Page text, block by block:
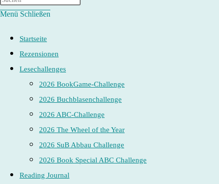
Menü Schließen
Startseite
Rezensionen
Lesechallenges
2026 BookGame-Challenge
2026 Buchblasenchallenge
2026 ABC-Challenge
2026 The Wheel of the Year
2026 SuB Abbau Challenge
2026 Book Special ABC Challenge
Reading Journal